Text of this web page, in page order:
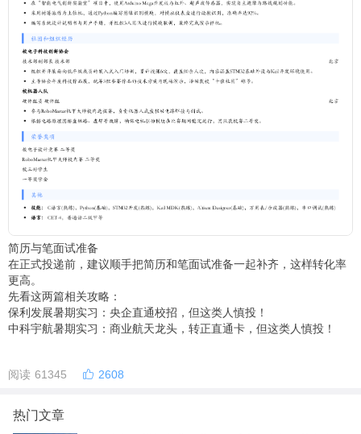
简历与笔面试准备
在正式投递前，建议顺手把简历和笔面试准备一起补齐，这样转化率
更高。
先看这两篇相关攻略：
保利发展暑期实习：央企直通校招，但这类人慎投！
中科宇航暑期实习：商业航天龙头，转正直通卡，但这类人慎投！
阅读 61345 2608
热门文章